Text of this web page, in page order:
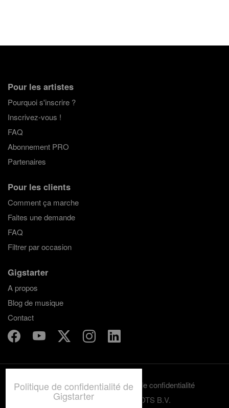
Pour les artistes
Pourquoi s'inscrire ?
Inscrivez-vous !
FAQ
Abonnement PRO
Partenaires
Pour les clients
Comment ça marche
Faites une demande
FAQ
Filtrer par occasion
Gigstarter
A propos
Blog de musique
Contact
Termes et conditions
Politique de confidentialité
© 2012-2026 GRASSROOTS B.V.
Politique de confidentialité de
Gigstarter